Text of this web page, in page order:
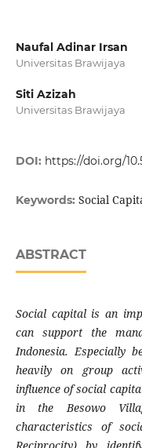
Naufal Adinar Irsan
Universitas Brawijaya
Siti Azizah
Universitas Brawijaya
DOI: https://doi.org/
Keywords: Social
ABSTRACT
Social capital is an
can support the
Indonesia. Especially
heavily on group
influence of social
in the Besowo
characteristics of